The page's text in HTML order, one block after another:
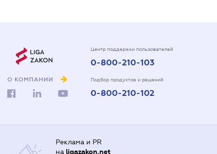
О КОМПАНИИ
Центр поддержки пользователей
0-800-210-103
Подбор продуктов и решений
0-800-210-102
Реклама и PR
на ligazakon.net